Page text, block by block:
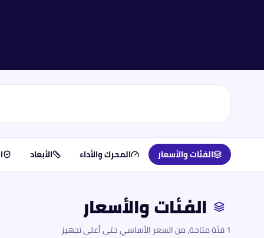
الفئات والأسعار المحرك والأداء الأبعاد
الفئات والأسعار
1 فئة متاحة، من السعر الأساسي حتى أعلى تجهيز